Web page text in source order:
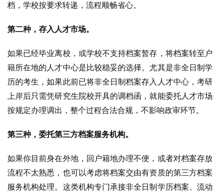
档，学校按要求转递，流程顺畅省心。
第二种，存入人才市场。
如果已经毕业离校，或学校不支持档案暂存，将档案转至户
籍所在地的人才中心是比较稳妥的选择。尤其是非全日制学
历的考生，如果此前已将非全日制档案存入人才中心，考研
上岸后只需凭研究生院校开具的调档函，就能委托人才市场
按规定办理调出，整个过程合法合规，不影响政审环节。
第三种，委托第三方档案服务机构。
如果你目前身在外地，回户籍地办理不便，或者对档案存放
流程不太熟悉，也可以考虑将档案交由有资质的第三方档案
服务机构处理。这类机构专门承接非全日制学历档案、流动